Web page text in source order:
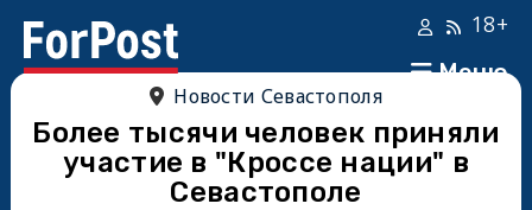
Меню
18+
Новости Севастополя
Более тысячи человек приняли
участие в "Кроссе нации" в
Севастополе